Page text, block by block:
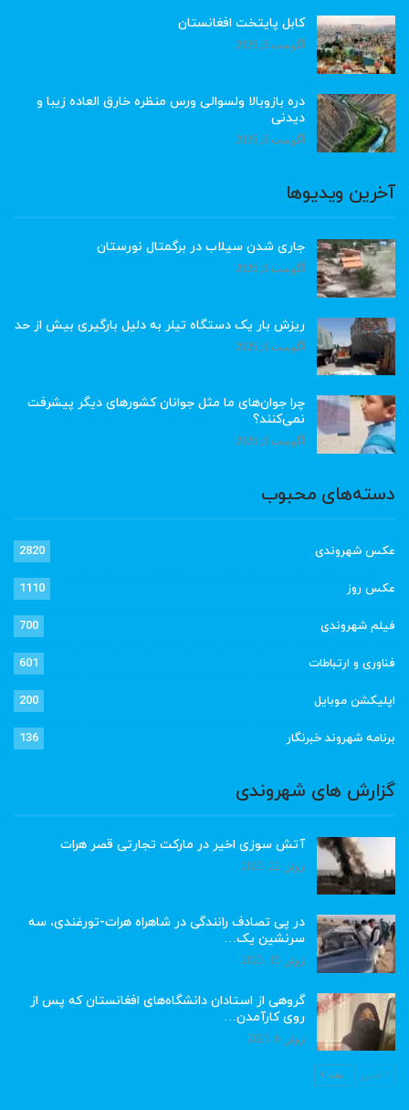
کابل پایتخت افغانستان
آگوست 6, 2026
دره بازوبالا ولسوالی ورس منظره خارق العاده زیبا و
دیدنی
آگوست 6, 2026
آخرین ویدیوها
جاری شدن سیلاب در برگمتال نورستان
آگوست 6, 2026
ریزش بار یک دستگاه تیلر به دلیل بارگیری بیش از حد
آگوست 6, 2026
چرا جوان‌های ما مثل جوانان کشورهای دیگر پیشرفت
نمی‌کنند؟
آگوست 6, 2026
دسته‌های محبوب
عکس شهروندی 2820
عکس روز 1110
فیلم شهروندی 700
فناوری و ارتباطات 601
اپلیکشن موبایل 200
برنامه شهروند خبرنگار 136
گزارش های شهروندی
آتش سوزی اخیر در مارکت تجارتی قصر هرات
ژوئن 22, 2023
در پی تصادف رانندگی در شاهراه هرات-تورغندی، سه
سرنشین یک…
ژوئن 15, 2023
گروهی از استادان دانشگاه‌های افغانستان که پس از
روی کارآمدن…
ژوئن 6, 2023
قبلی بعد